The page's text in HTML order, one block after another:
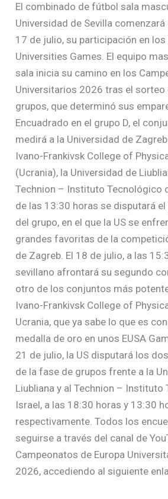
El combinado de fútbol sala
Universidad de Sevilla comenzará
17 de julio, su participación en los
Universities Games. El equipo
sala inicia su camino en los
Universitarios 2026 tras el sorteo
grupos, que determinó sus
Encuadrado en el grupo D, el
medirá a la Universidad de
Ivano-Frankivsk College of
(Ucrania), la Universidad de
Technion – Instituto Tecnológico
de las 13:30 horas se disputará
del grupo, en el que la US se
grandes favoritas de la
de Zagreb. El 18 de julio, a las
sevillano afrontará su segundo
otro de los conjuntos más
Ivano-Frankivsk College of
Ucrania, que ya sabe lo que es
medalla de oro en unos EUSA
21 de julio, la US disputará los
de la fase de grupos frente a la
Liubliana y al Technion – Instituto
Israel, a las 18:30 horas y 13:30
respectivamente. Todos los
seguirse a través del canal de
Campeonatos de Europa
2026, accediendo al siguiente